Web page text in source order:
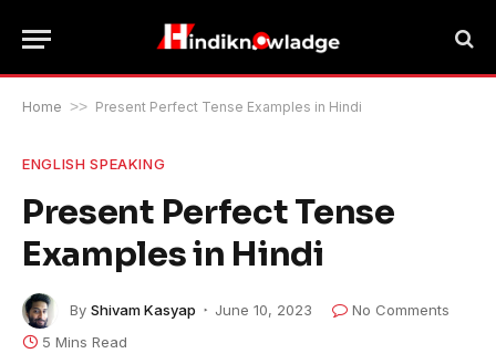
Home >> Present Perfect Tense Examples in Hindi
ENGLISH SPEAKING
Present Perfect Tense
Examples in Hindi
By Shivam Kasyap June 10, 2023
No Comments
5 Mins Read